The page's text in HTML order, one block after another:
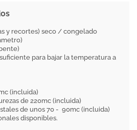
y recortes) seco / congelado
para bajar la temperatura a
(incluida)
de 220mc (incluida)
de unos 70 - 90mc (incluida)
disponibles.